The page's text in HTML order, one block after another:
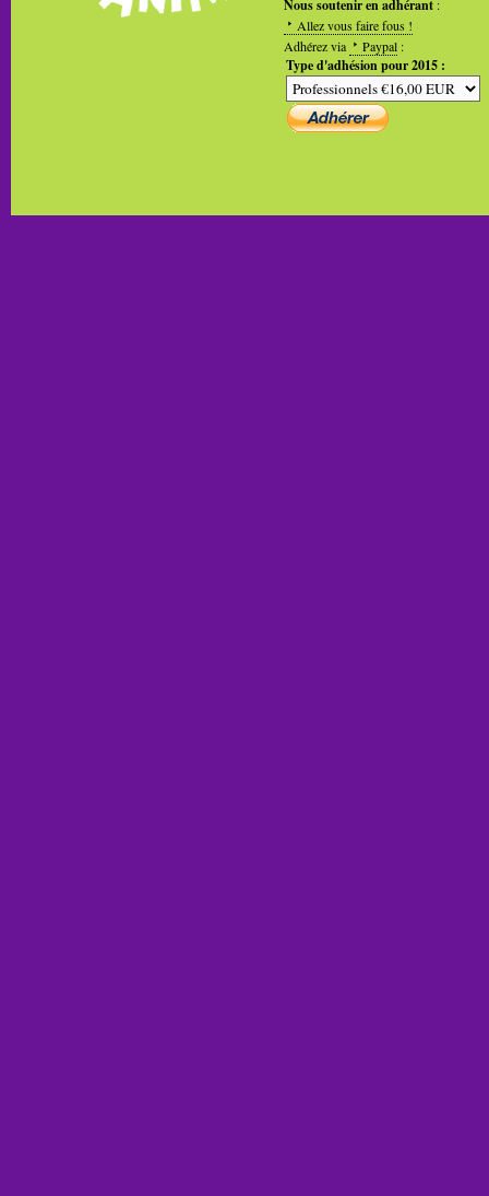
Nous soutenir en adhérant :
Allez vous faire fous !
Adhérez via
Paypal :
Type d'adhésion pour 2015 :